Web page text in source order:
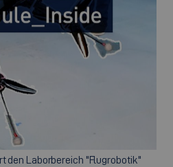
den Laborbereich "Flugrobotik"